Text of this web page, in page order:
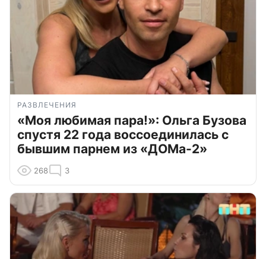
РАЗВЛЕЧЕНИЯ
«Моя любимая пара!»: Ольга Бузова
спустя 22 года воссоединилась с
бывшим парнем из «ДОМа-2»
268 3